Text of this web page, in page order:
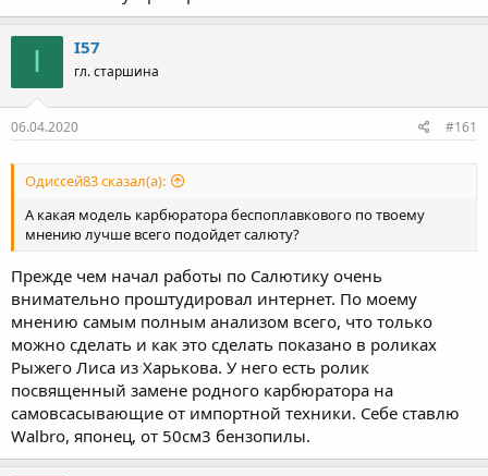
I I57
гл. старшина
06.04.2020 #161
Одиссей83 сказал(а):
А какая модель карбюратора беспоплавкового по твоему
мнению лучше всего подойдет салюту?
Прежде чем начал работы по Салютику очень
внимательно проштудировал интернет. По моему
мнению самым полным анализом всего, что только
можно сделать и как это сделать показано в роликах
Рыжего Лиса из Харькова. У него есть ролик
посвященный замене родного карбюратора на
самовсасывающие от импортной техники. Себе ставлю
Walbro, японец, от 50см3 бензопилы.